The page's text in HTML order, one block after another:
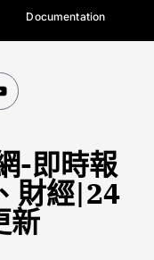
Documentation
-即時報
財經|24
新